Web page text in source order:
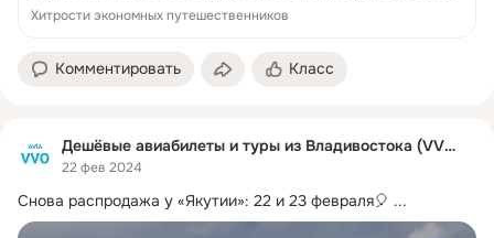
низкие цены за перелеты, чем другие перевозчики, а
Хитрости экономных путешественников
Комментировать Класс
Дешёвые авиабилеты и туры из Владивостока (VVO)
22 фев 2024
Снова распродажа у «Якутии»: 22 и 23 февраля🎈 ...